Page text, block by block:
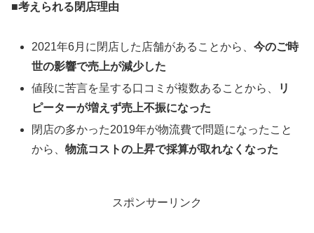
■考えられる閉店理由
2021年6月に閉店した店舗があることから、今のご時
世の影響で売上が減少した
値段に苦言を呈する口コミが複数あることから、
リ
ピーターが増えず売上不振になった
閉店の多かった2019年が物流費で問題になったこと
から、物流コストの上昇で採算が取れなくなった
スポンサーリンク